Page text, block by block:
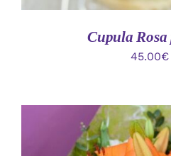
Cupula Rosa
45.00€